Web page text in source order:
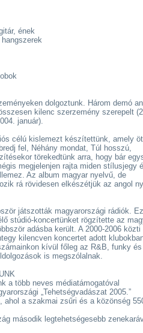
ének
dolgoztunk. Három demó
kilenc szerzemény szerepelt
január).
célú kislemezt készítettünk, amely
fel, Néhány mondat, Túl hosszú,
törekedtünk arra, hogy bár
megjelenjen rajta miden stílusjegy
Az album magyar nyelvű, de
rá rövidesen elkészétjük az angol
játszották magyarországi rádiók.
stúdió-koncertünket rögzítette az
adásba került. A 2000-2006 közti
kilencven koncertet adott
kívül főleg az R&B, funky és
is megszólalnak.
a több neves médiatámogatóval
„Tehetségvadászat 2005.”
ahol a szakmai zsűri és a közönség
második legtehetségesebb